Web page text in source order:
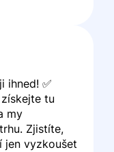
ihned! ✅
tu
my
Zjistíte,
jen vyzkoušet